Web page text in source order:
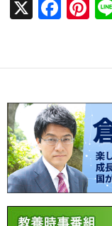
X
F
b
o
o
k
Pi
es
t